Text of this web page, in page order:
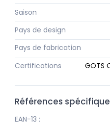
Saison
Pays de design
Pays de fabrication
Certifications
GOTS
Références
EAN-13 :